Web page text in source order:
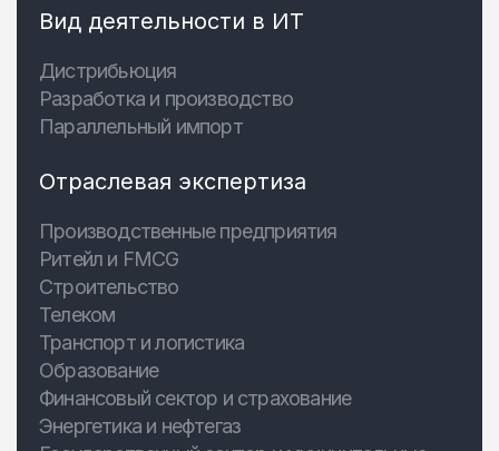
Вид деятельности в ИТ
Дистрибьюция
Разработка и производство
Параллельный импорт
Отраслевая экспертиза
Производственные предприятия
Ритейл и FMCG
Строительство
Телеком
Транспорт и логистика
Образование
Финансовый сектор и страхование
Энергетика и нефтегаз